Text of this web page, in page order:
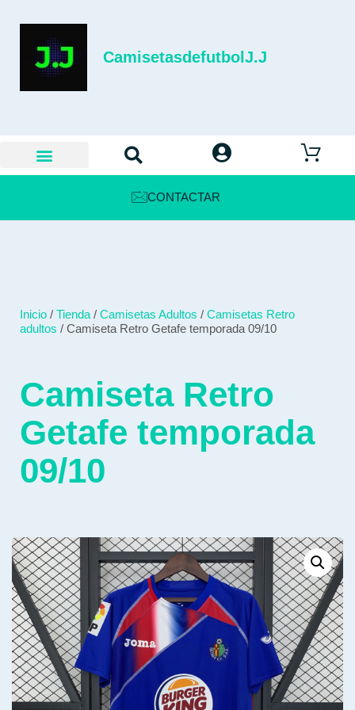
CamisetasdefutbolJ.J
CONTACTAR
Inicio / Tienda / Camisetas Adultos / Camisetas Retro
adultos / Camiseta Retro Getafe temporada 09/10
Camiseta Retro
Getafe temporada
09/10